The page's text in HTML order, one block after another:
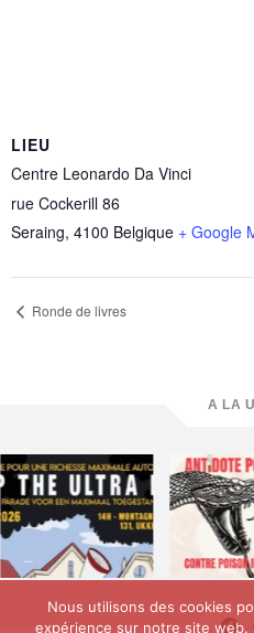
LIEU
Centre Leonardo Da Vinci
rue Cockerill 86
Seraing, 4100 Belgique + Google
Ronde de livres
A LA
Nous utilisons des cookies
expérience sur notre site web.